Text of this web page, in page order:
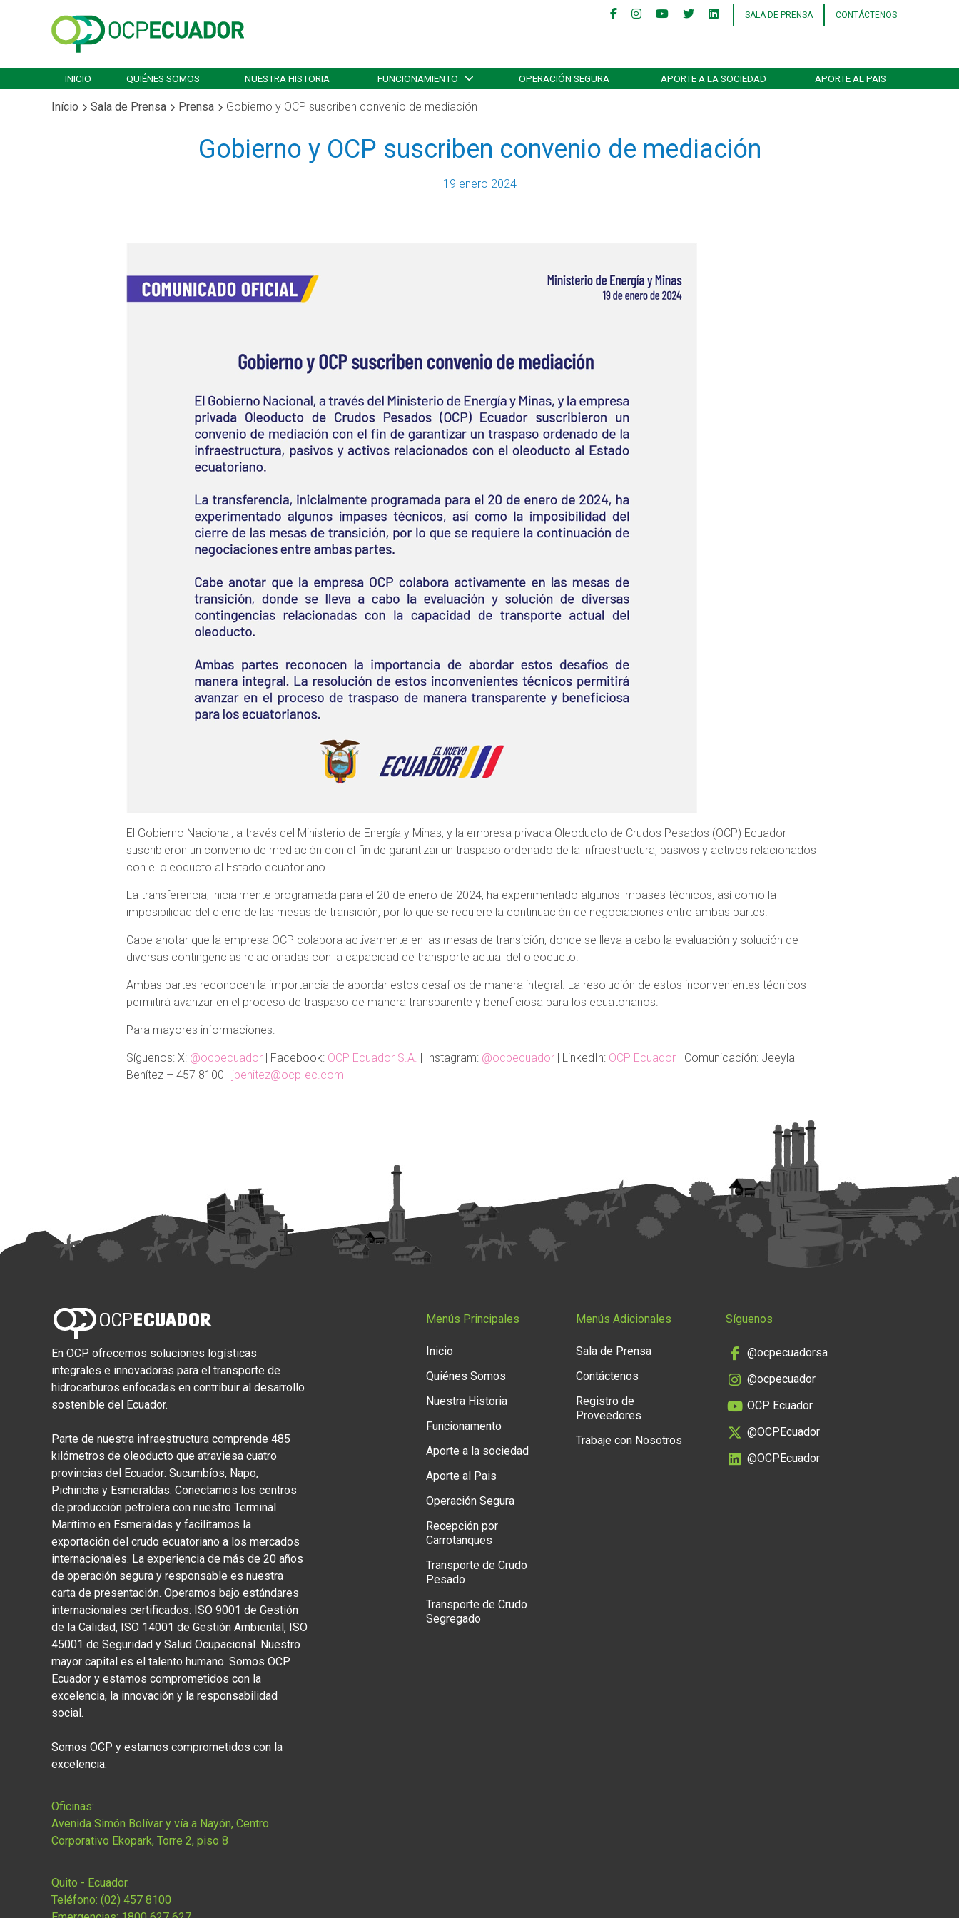
SALA DE PRENSA CONTÁCTENOS
INICIO QUIÉNES SOMOS NUESTRA HISTORIA FUNCIONAMIENTO OPERACIÓN SEGURA APORTE A LA SOCIEDAD APORTE AL PAIS
Início Sala de Prensa Prensa Gobierno y OCP suscriben convenio de mediación
Gobierno y OCP suscriben convenio de mediación
19 enero 2024
El Gobierno Nacional, a través del Ministerio de Energía y Minas, y la empresa privada Oleoducto de Crudos Pesados (OCP) Ecuador
suscribieron un convenio de mediación con el fin de garantizar un traspaso ordenado de la infraestructura, pasivos y activos relacionados
con el oleoducto al Estado ecuatoriano.
La transferencia, inicialmente programada para el 20 de enero de 2024, ha experimentado algunos impases técnicos, así como la
imposibilidad del cierre de las mesas de transición, por lo que se requiere la continuación de negociaciones entre ambas partes.
Cabe anotar que la empresa OCP colabora activamente en las mesas de transición, donde se lleva a cabo la evaluación y solución de
diversas contingencias relacionadas con la capacidad de transporte actual del oleoducto.
Ambas partes reconocen la importancia de abordar estos desafios de manera integral. La resolución de estos inconvenientes técnicos
permitirá avanzar en el proceso de traspaso de manera transparente y beneficiosa para los ecuatorianos.
Para mayores informaciones:
Síguenos: X: @ocpecuador | Facebook: OCP Ecuador S.A. | Instagram: @ocpecuador | LinkedIn: OCP Ecuador Comunicación: Jeeyla
Benítez – 457 8100 | jbenitez@ocp-ec.com
En OCP ofrecemos soluciones logísticas
integrales e innovadoras para el transporte de
hidrocarburos enfocadas en contribuir al desarrollo
sostenible del Ecuador.
Parte de nuestra infraestructura comprende 485
kilómetros de oleoducto que atraviesa cuatro
provincias del Ecuador: Sucumbíos, Napo,
Pichincha y Esmeraldas. Conectamos los centros
de producción petrolera con nuestro Terminal
Marítimo en Esmeraldas y facilitamos la
exportación del crudo ecuatoriano a los mercados
internacionales. La experiencia de más de 20 años
de operación segura y responsable es nuestra
carta de presentación. Operamos bajo estándares
internacionales certificados: ISO 9001 de Gestión
de la Calidad, ISO 14001 de Gestión Ambiental, ISO
45001 de Seguridad y Salud Ocupacional. Nuestro
mayor capital es el talento humano. Somos OCP
Ecuador y estamos comprometidos con la
excelencia, la innovación y la responsabilidad
social.
Somos OCP y estamos comprometidos con la
excelencia.
Oficinas:
Avenida Simón Bolívar y vía a Nayón, Centro
Corporativo Ekopark, Torre 2, piso 8
Quito - Ecuador.
Teléfono: (02) 457 8100
Menús Principales
Inicio
Quiénes Somos
Nuestra Historia
Funcionamento
Aporte a la sociedad
Aporte al Pais
Operación Segura
Recepción por
Carrotanques
Transporte de Crudo
Pesado
Transporte de Crudo
Segregado
Menús Adicionales
Sala de Prensa
Contáctenos
Registro de
Proveedores
Trabaje con Nosotros
Síguenos
@ocpecuadorsa
@ocpecuador
OCP Ecuador
@OCPEcuador
@OCPEcuador